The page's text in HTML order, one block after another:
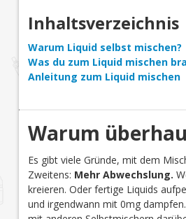
Inhaltsverzeichnis
Warum Liquid selbst mischen?
Was du zum Liquid mischen
Anleitung zum Liquid mischen
Warum
Es gibt viele Gründe, mit dem
Zweitens: Mehr Abwechslung.
kreieren. Oder fertige Liquids
und irgendwann mit 0mg